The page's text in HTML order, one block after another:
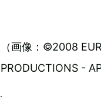
（画像：©2008
PRODUCTIONS -